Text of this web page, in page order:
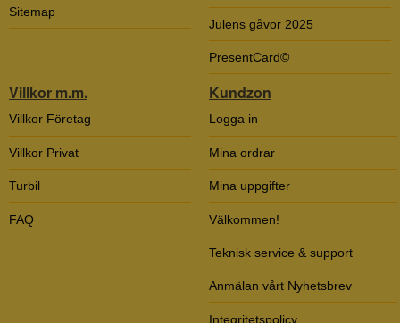
Sitemap
Julens gåvor 2025
PresentCard©
Villkor m.m.
Villkor Företag
Villkor Privat
Turbil
FAQ
Kundzon
Logga in
Mina ordrar
Mina uppgifter
Välkommen!
Teknisk service & support
Anmälan vårt Nyhetsbrev
Integritetspolicy